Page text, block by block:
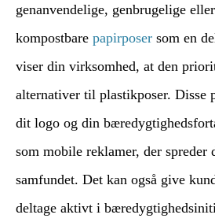
genanvendelige, genbrugelige eller
kompostbare papirposer som en
viser din virksomhed, at den
alternativer til plastikposer. Disse
dit logo og din
som mobile reklamer, der spreder
samfundet. Det kan også give
deltage aktivt i